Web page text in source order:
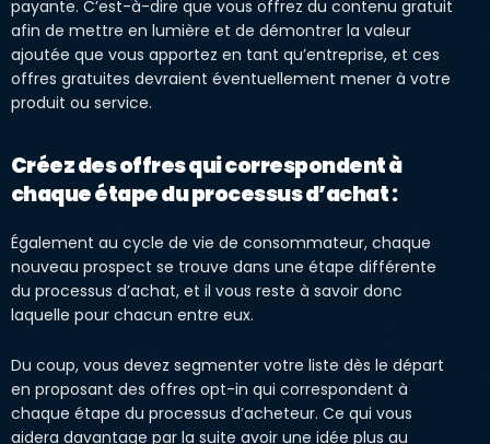
payante. C’est-à-dire que vous offrez du contenu gratuit
afin de mettre en lumière et de démontrer la valeur
ajoutée que vous apportez en tant qu’entreprise, et ces
offres gratuites devraient éventuellement mener à votre
produit ou service.
Créez des offres qui correspondent à
chaque étape du processus d’achat :
Également au cycle de vie de consommateur, chaque
nouveau prospect se trouve dans une étape différente
du processus d’achat, et il vous reste à savoir donc
laquelle pour chacun entre eux.
Du coup, vous devez segmenter votre liste dès le départ
en proposant des offres opt-in qui correspondent à
chaque étape du processus d’acheteur. Ce qui vous
aidera davantage par la suite avoir une idée plus au